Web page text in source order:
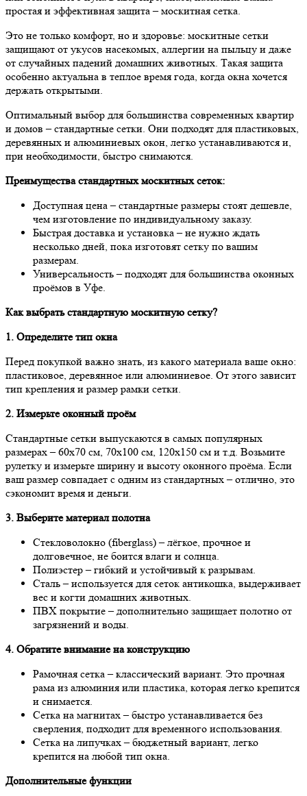
простая и эффективная защита – москитная сетка.
Это не только комфорт, но и здоровье: москитные сетки
защищают от укусов насекомых, аллергии на пыльцу и даже
от случайных падений домашних животных. Такая защита
особенно актуальна в теплое время года, когда окна хочется
держать открытыми.
Оптимальный выбор для большинства современных квартир
и домов – стандартные сетки. Они подходят для пластиковых,
деревянных и алюминиевых окон, легко устанавливаются и,
при необходимости, быстро снимаются.
Преимущества стандартных москитных сеток:
Доступная цена – стандартные размеры стоят дешевле,
чем изготовление по индивидуальному заказу.
Быстрая доставка и установка – не нужно ждать
несколько дней, пока изготовят сетку по вашим
размерам.
Универсальность – подходят для большинства оконных
проёмов в Уфе.
Как выбрать стандартную москитную сетку?
1. Определите тип окна
Перед покупкой важно знать, из какого материала ваше окно:
пластиковое, деревянное или алюминиевое. От этого зависит
тип крепления и размер рамки сетки.
2. Измерьте оконный проём
Стандартные сетки выпускаются в самых популярных
размерах – 60х70 см, 70х100 см, 120х150 см и т.д. Возьмите
рулетку и измерьте ширину и высоту оконного проёма. Если
ваш размер совпадает с одним из стандартных – отлично, это
сэкономит время и деньги.
3. Выберите материал полотна
Стекловолокно (fiberglass) – лёгкое, прочное и
долговечное, не боится влаги и солнца.
Полиэстер – гибкий и устойчивый к разрывам.
Сталь – используется для сеток антикошка, выдерживает
вес и когти домашних животных.
ПВХ покрытие – дополнительно защищает полотно от
загрязнений и воды.
4. Обратите внимание на конструкцию
Рамочная сетка – классический вариант. Это прочная
рама из алюминия или пластика, которая легко крепится
и снимается.
Сетка на магнитах – быстро устанавливается без
сверления, подходит для временного использования.
Сетка на липучках – бюджетный вариант, легко
крепится на любой тип окна.
Дополнительные функции